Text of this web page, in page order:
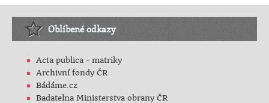
Oblíbené odkazy
Acta publica - matriky
Archivní fondy ČR
Bádáme.cz
Badatelna Ministerstva obrany ČR